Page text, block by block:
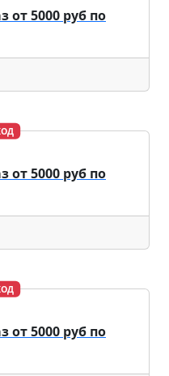
от 5000 руб по
от 5000 руб по
от 5000 руб по